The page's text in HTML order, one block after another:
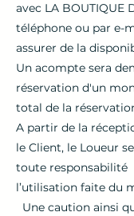
avec LA BOUTIQUE
téléphone ou par e-
assurer de la
Un acompte sera
réservation d'un
total de la
A partir de la
le Client, le Loueur
toute
l’utilisation faite du
Une caution ainsi